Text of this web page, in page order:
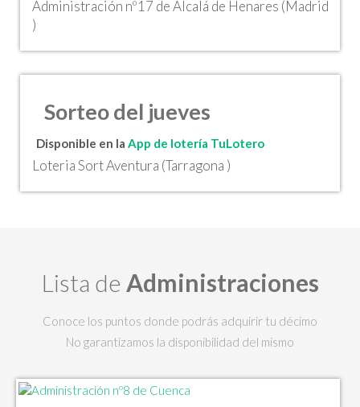
Administración nº17 de Alcalá de Henares (Madrid
)
Sorteo del jueves
Disponible en la App de lotería TuLotero
Loteria Sort Aventura (Tarragona )
Lista de Administraciones
Conoce los puntos donde podrás adquirir tu décimo
No garantizamos la disponibilidad del mismo